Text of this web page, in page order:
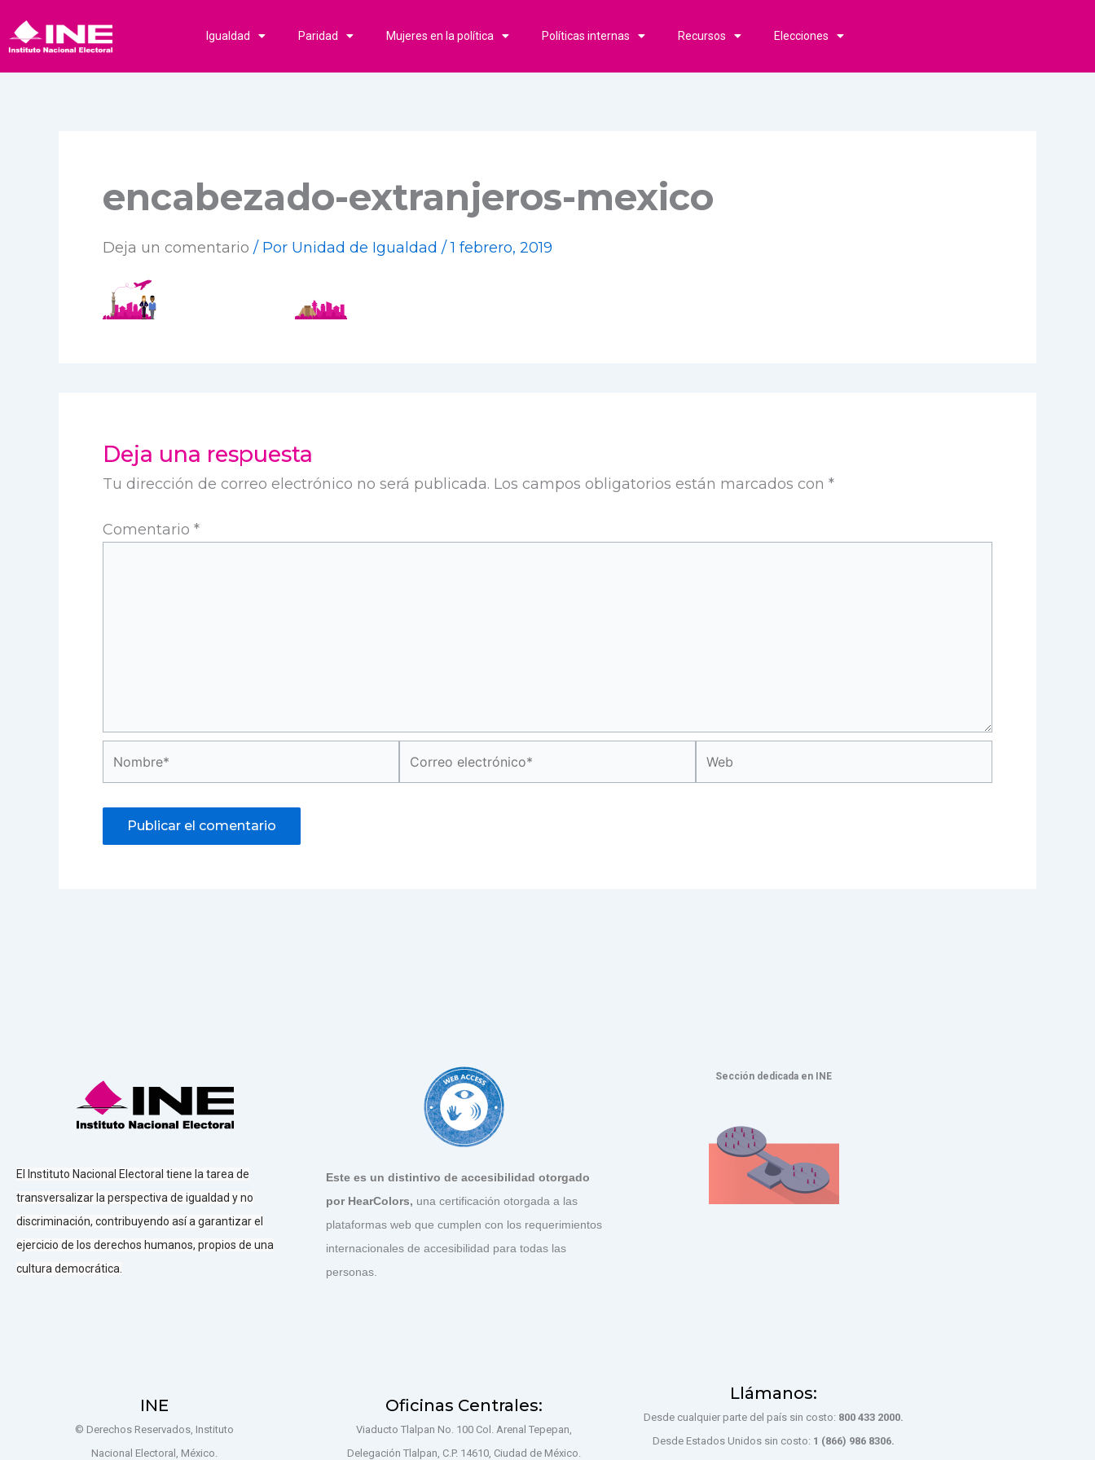
al
contenido
Igualdad Paridad Mujeres en la política Políticas internas Recursos Elecciones
encabezado-extranjeros-mexico
Deja un comentario / Por Unidad de Igualdad /1 febrero, 2019
Deja una respuesta
Tu dirección de correo electrónico no será publicada. Los campos obligatorios están marcados con *
Comentario *
El Instituto Nacional Electoral tiene la tarea de
transversalizar la perspectiva de igualdad y no
discriminación, contribuyendo así a garantizar el
ejercicio de los derechos humanos, propios de una
cultura democrática.
Este es un distintivo de accesibilidad otorgado
por HearColors, una certificación otorgada a las
plataformas web que cumplen con los requerimientos
internacionales de accesibilidad para todas las
personas.
Sección dedicada en INE
INE
© Derechos Reservados, Instituto
Nacional Electoral, México.
Oficinas Centrales:
Viaducto Tlalpan No. 100 Col. Arenal Tepepan,
Delegación Tlalpan, C.P. 14610, Ciudad de México.
Llámanos:
Desde cualquier parte del país sin costo: 800 433 2000.
Desde Estados Unidos sin costo: 1 (866) 986 8306.